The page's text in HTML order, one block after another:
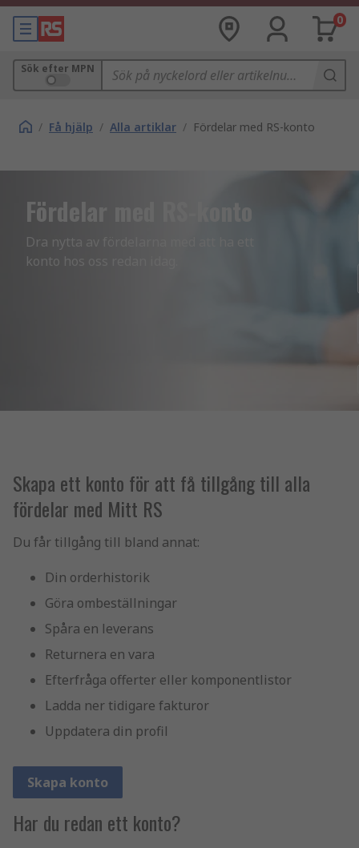
0
Sök efter MPN
/ Få hjälp / Alla artiklar / Fördelar med RS-konto
Fördelar med RS-konto
Dra nytta av fördelarna med att ha ett
konto hos oss redan idag.
Skapa ett konto för att få tillgång till alla
fördelar med Mitt RS
Du får tillgång till bland annat:
Din orderhistorik
Göra ombeställningar
Spåra en leverans
Returnera en vara
Efterfråga offerter eller komponentlistor
Ladda ner tidigare fakturor
Uppdatera din profil
Skapa konto
Har du redan ett konto?